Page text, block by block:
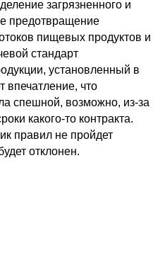
загрязненного и
предотвращение
пищевых продуктов и
стандарт
установленный в
впечатление, что
спешной, возможно, из-за
какого-то контракта.
правил не пройдет
отклонен.